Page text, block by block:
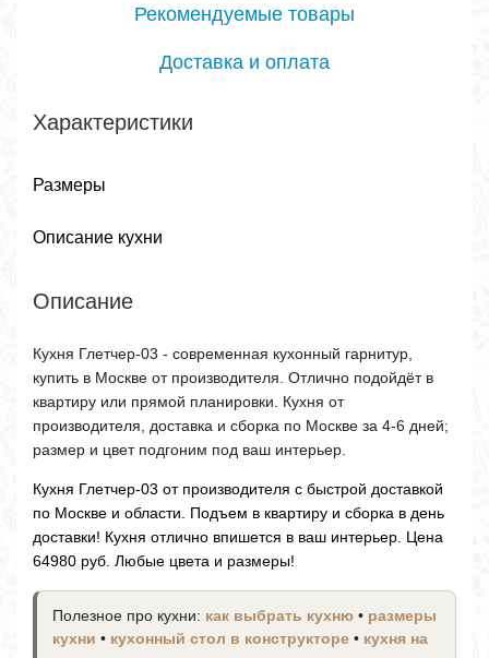
Рекомендуемые товары
Доставка и оплата
Характеристики
Размеры
Описание кухни
Описание
Кухня Глетчер-03 - современная кухонный гарнитур,
купить в Москве от производителя. Отлично подойдёт в
квартиру или прямой планировки. Кухня от
производителя, доставка и сборка по Москве за 4-6 дней;
размер и цвет подгоним под ваш интерьер.
Кухня Глетчер-03 от производителя с быстрой доставкой
по Москве и области. Подъем в квартиру и сборка в день
доставки! Кухня отлично впишется в ваш интерьер. Цена
64980 руб. Любые цвета и размеры!
Полезное про кухни: как выбрать кухню • размеры
кухни • кухонный стол в конструкторе • кухня на